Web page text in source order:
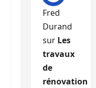
Fred
Durand
sur Les
travaux
de
rénovation